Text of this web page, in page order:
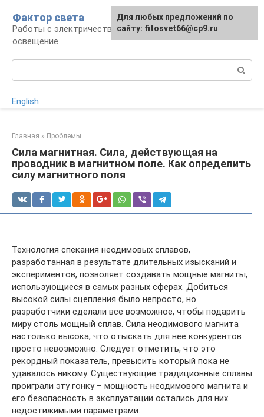
контенту
Фактор света
Работы с электричеством, электроприборы и
освещение
English
Главная » Проблемы
Сила магнитная. Сила, действующая на
проводник в магнитном поле. Как определить
силу магнитного поля
Технология спекания неодимовых сплавов,
разработанная в результате длительных изысканий и
экспериментов, позволяет создавать мощные магниты,
использующиеся в самых разных сферах. Добиться
высокой силы сцепления было непросто, но
разработчики сделали все возможное, чтобы подарить
миру столь мощный сплав. Сила неодимового магнита
настолько высока, что отыскать для нее конкурентов
просто невозможно. Следует отметить, что это
рекордный показатель, превысить который пока не
удавалось никому. Существующие традиционные сплавы
проиграли эту гонку – мощность неодимового магнита и
его безопасность в эксплуатации остались для них
недостижимыми параметрами.
Для любых предложений по
сайту: fitosvet66@cp9.ru